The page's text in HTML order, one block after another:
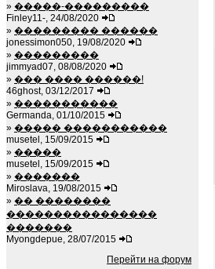
» �����-���������
Finley11-, 24/08/2020
» ��������� ������
jonessimon050, 19/08/2020
» ���������
jimmyad07, 08/08/2020
» ��� ���� ������!
46ghost, 03/12/2017
» �����������
Germanda, 01/10/2015
» ����� �����������
musetel, 15/09/2015
» �����
musetel, 15/09/2015
» �������
Miroslava, 19/08/2015
» �� ��������
����������������
�������
Myongdepue, 28/07/2015
Перейти на форум